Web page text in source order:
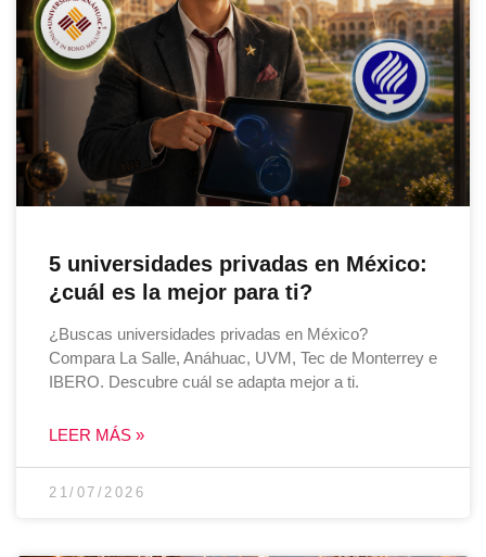
5 universidades privadas en México:
¿cuál es la mejor para ti?
¿Buscas universidades privadas en México?
Compara La Salle, Anáhuac, UVM, Tec de Monterrey e
IBERO. Descubre cuál se adapta mejor a ti.
LEER MÁS »
21/07/2026